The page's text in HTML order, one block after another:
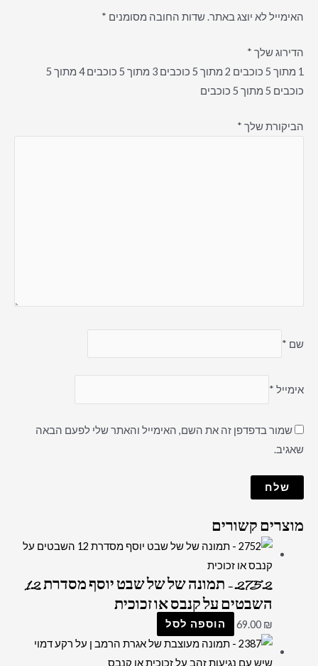
האימייל לא יוצג באתר.שדות החובה מסומנים *
הדירוג שלך *
1 מתוך 5 כוכבים
2 מתוך 5 כוכבים 3 מתוך 5 כוכבים
4 מתוך 5
כוכבים 5 מתוך 5 כוכבים
הביקורת שלך *
שם *
אימייל *
שמור בדפדפן זה את השם, האימייל והאתר שלי לפעם הבאה
שאגיב.
מוצרים קשורים
2752 – תמונה של של שבט יוסף מסדרת 12
השבטים על קנבס או זכוכית
69.00 ₪ הוספה לסל